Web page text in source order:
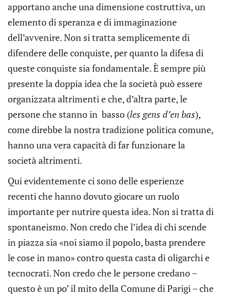
apportano anche una dimensione costruttiva, un
elemento di speranza e di immaginazione
dell’avvenire. Non si tratta semplicemente di
difendere delle conquiste, per quanto la difesa di
queste conquiste sia fondamentale. È sempre più
presente la doppia idea che la società può essere
organizzata altrimenti e che, d’altra parte, le
persone che stanno in basso (les gens d’en bas),
come direbbe la nostra tradizione politica comune,
hanno una vera capacità di far funzionare la
società altrimenti.
Qui evidentemente ci sono delle esperienze
recenti che hanno dovuto giocare un ruolo
importante per nutrire questa idea. Non si tratta di
spontaneismo. Non credo che l’idea di chi scende
in piazza sia «noi siamo il popolo, basta prendere
le cose in mano» contro questa casta di oligarchi e
tecnocrati. Non credo che le persone credano –
questo è un po’ il mito della Comune di Parigi – che